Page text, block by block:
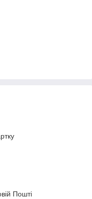
Пошті